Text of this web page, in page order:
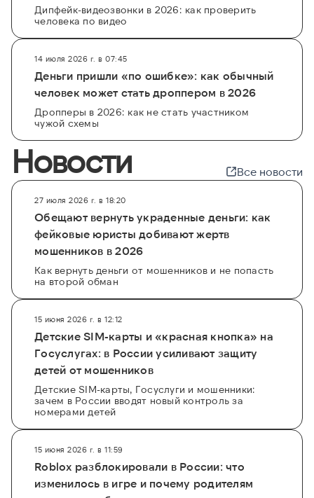
Дипфейк-видеозвонки в 2026: как проверить
человека по видео
14 июля 2026 г. в 07:45
Деньги пришли «по ошибке»: как обычный
человек может стать дроппером в 2026
Дропперы в 2026: как не стать участником
чужой схемы
Новости Все новости
27 июля 2026 г. в 18:20
Обещают вернуть украденные деньги: как
фейковые юристы добивают жертв
мошенников в 2026
Как вернуть деньги от мошенников и не попасть
на второй обман
15 июня 2026 г. в 12:12
Детские SIM-карты и «красная кнопка» на
Госуслугах: в России усиливают защиту
детей от мошенников
Детские SIM-карты, Госуслуги и мошенники:
зачем в России вводят новый контроль за
номерами детей
15 июня 2026 г. в 11:59
Roblox разблокировали в России: что
изменилось в игре и почему родителям